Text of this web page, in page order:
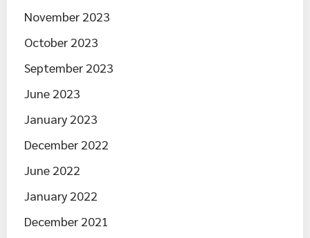
November 2023
October 2023
September 2023
June 2023
January 2023
December 2022
June 2022
January 2022
December 2021